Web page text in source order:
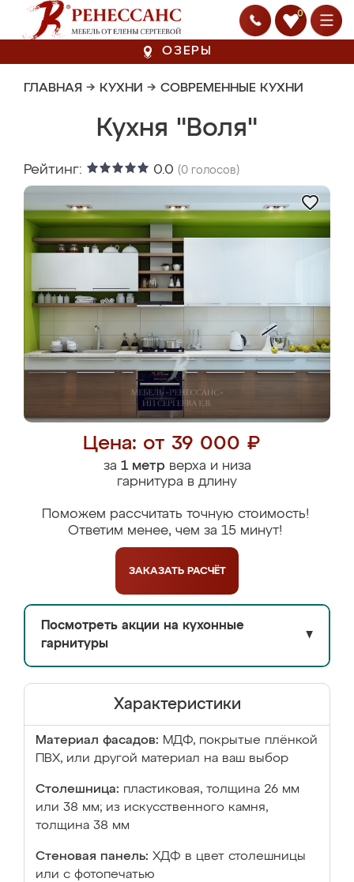
0
ОЗЕРЫ
ГЛАВНАЯ → КУХНИ → СОВРЕМЕННЫЕ КУХНИ
Кухня "Воля"
Рейтинг: 0.0 (0 голосов)
Цена: от 39 000 ₽
за 1 метрверха и низа
гарнитура в длину
Поможем рассчитать точную стоимость!
Ответим менее, чем за 15 минут!
ЗАКАЗАТЬ РАСЧЁТ
Посмотреть акции на кухонные
гарнитуры
▼
Характеристики
Материал фасадов: МДФ, покрытые плёнкой
ПВХ, или другой материал на ваш выбор
Столешница: пластиковая, толщина 26 мм
или 38 мм; из искусственного камня,
толщина 38 мм
Стеновая панель: ХДФ в цвет столешницы
или с фотопечатью